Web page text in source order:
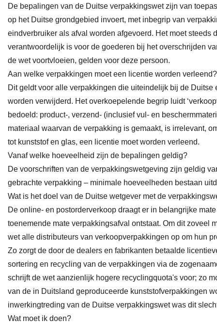
De bepalingen van de Duitse verpakkingswet zijn van
op het Duitse grondgebied invoert, met inbegrip van
eindverbruiker als afval worden afgevoerd. Het moet steeds
verantwoordelijk is voor de goederen bij het overschrijden
de wet voortvloeien, gelden voor deze persoon.
Aan welke verpakkingen moet een licentie worden verleend?
Dit geldt voor alle verpakkingen die uiteindelijk bij de
worden verwijderd. Het overkoepelende begrip luidt
bedoeld: product-, verzend- (inclusief vul- en
materiaal waarvan de verpakking is gemaakt, is irrelevant,
tot kunststof en glas, een licentie moet worden verleend.
Vanaf welke hoeveelheid zijn de bepalingen geldig?
De voorschriften van de verpakkingswetgeving zijn geldig
gebrachte verpakking – minimale hoeveelheden bestaan
Wat is het doel van de Duitse wetgever met de
De online- en postorderverkoop draagt er in belangrijke
toenemende mate verpakkingsafval ontstaat. Om dit zoveel
wet alle distributeurs van verkoopverpakkingen op om hun
Zo zorgt de door de dealers en fabrikanten betaalde
sortering en recycling van de verpakkingen via de
schrijft de wet aanzienlijk hogere recyclingquota's voor; zo
van de in Duitsland geproduceerde kunststofverpakkingen
inwerkingtreding van de Duitse verpakkingswet was dit
Wat moet ik doen?